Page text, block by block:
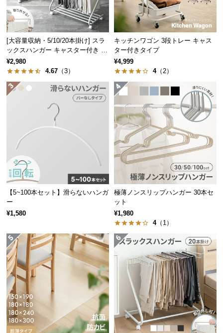
中
型
品
の
配
送
に
小
商
品
送
つ
い
開
梱
設
置
サ
軽量だから移動もらくらく
重量は約3.4kgと、片手で持ち運べるほどの軽量仕様。動かしやすいハ
ンドル付きで、部屋間の移動もスムーズに行えます。
[大容量収納・5/10/20本掛け] スラ
ックスハンガー キャスター付き 出
し入れ簡単 左右スイング
¥2,980
4.67 （3）
キッチンワゴン 3段トレー キャス
ター付きタイプ
¥4,999
4（2）
【5~100本セット】滑らないハンガ
ー
¥1,580
極薄ノンスリップハンガー 30本セ
ット
¥1,980
4（1）